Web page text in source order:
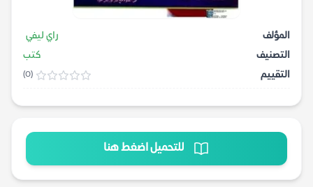
المؤلف
راي ليفي
التصنيف
كتب
التقييم
(0)
للتحميل اضغط هنا